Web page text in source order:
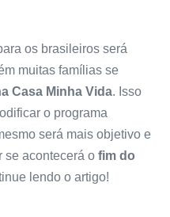
os brasileiros será
muitas famílias se
Casa Minha Vida. Isso
o programa
será mais objetivo e
se acontecerá o fim do
lendo o artigo!